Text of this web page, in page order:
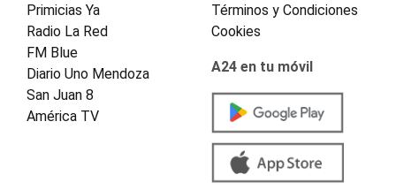
Primicias Ya
Radio La Red
FM Blue
Diario Uno Mendoza
San Juan 8
América TV
Términos y Condiciones
Cookies
A24 en tu móvil